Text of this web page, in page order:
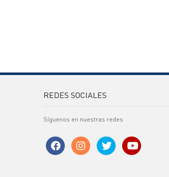
REDES SOCIALES
Síguenos en nuestras redes